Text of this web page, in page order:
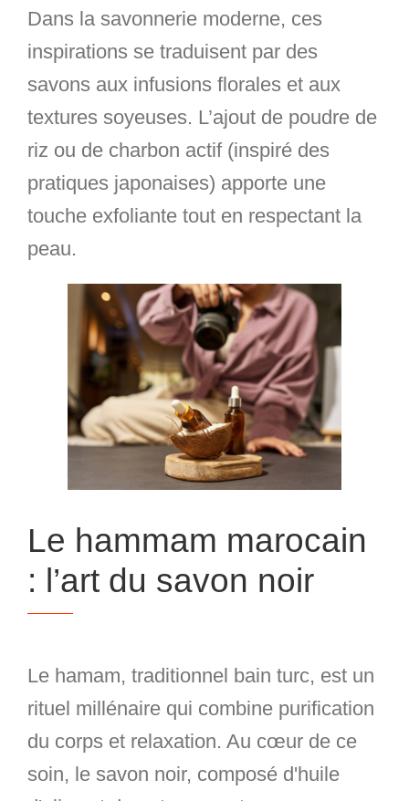
Dans la savonnerie moderne, ces
inspirations se traduisent par des
savons aux infusions florales et aux
textures soyeuses. L’ajout de poudre de
riz ou de charbon actif (inspiré des
pratiques japonaises) apporte une
touche exfoliante tout en respectant la
peau.
Le hammam marocain
: l’art du savon noir
Le hamam, traditionnel bain turc, est un
rituel millénaire qui combine purification
du corps et relaxation. Au cœur de ce
soin, le savon noir, composé d'huile